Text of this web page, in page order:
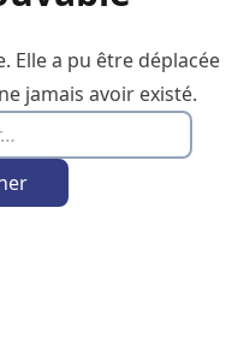
Elle a pu être déplacée
jamais avoir existé.